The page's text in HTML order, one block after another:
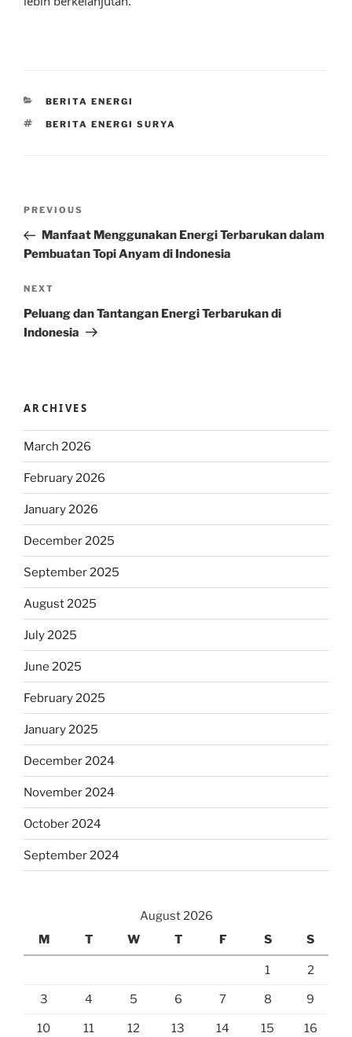
CATEGORIES
BERITA ENERGI
TAGS
BERITA ENERGI SURYA
Previous
Post
PREVIOUS
Manfaat Menggunakan Energi Terbarukan dalam
Pembuatan Topi Anyam di Indonesia
Next
Post
NEXT
Peluang dan Tantangan Energi Terbarukan di
Indonesia
ARCHIVES
March 2026
February 2026
January 2026
December 2025
September 2025
August 2025
July 2025
June 2025
February 2025
January 2025
December 2024
November 2024
October 2024
September 2024
August 2026
M
T W T F S S
1 2
3 4 5 6 7 8 9
10 11 12 13 14 15 16